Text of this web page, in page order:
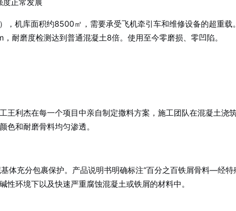
度正常发展
机库面积约8500㎡，需要承受飞机牵引车和维修设备的超重
耐磨度检测达到普通混凝土8倍。使用至今零磨损、零凹陷。
王利杰在每一个项目中亲自制定撒料方案，施工团队在混凝土浇
色和耐磨骨料均匀渗透。
体充分包裹保护。产品说明书明确标注“百分之百铁屑骨料—经
环境下以及快速严重腐蚀混凝土或铁屑的材料中。